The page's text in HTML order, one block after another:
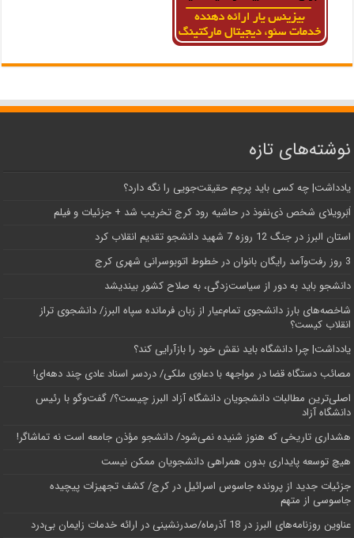
نوشته‌های تازه
یادداشت| ‌چه کسی باید پرچم حقیقت‌جویی را نگه دارد؟
اَبَر‌ویلای شخص ذی‌نفوذ در حاشیه‌ رود کرج تخریب شد + جزئیات و فیلم
استان البرز در جنگ 12 روزه 7 شهید دانشجو تقدیم انقلاب کرد
3 روز رفت‌وآمد رایگان بانوان در خطوط اتوبوسرانی شهری کرج
دانشجو باید به دور از سیاست‌زدگی، به صلاح کشور بیندیشد
شاخصه‌های بارز دانشجوی تمام‌عیار از زبان فرمانده سپاه البرز/ دانشجوی تراز
انقلاب کیست؟
یادداشت| چرا دانشگاه باید نقش خود را بازآرایی کند؟
مصائب دستگاه قضا در مواجهه با دعاوی ملکی/ دردسر اسناد عادی چند‌ دهه‌ای!
اصلی‌ترین مطالبات دانشجویان دانشگاه آزاد البرز چیست؟/ گفت‌وگو با رئیس
دانشگاه آز‌اد
هشداری تاریخی که هنوز شنیده نمی‌شود/ دانشجو مؤذن جامعه است نه تماشاگر!
هیچ توسعه پایداری بدون همراهی دانشجویان ممکن نیست
جزئیات جدید از پرونده جاسوس اسرائیل در کرج/‌ کشف تجهیزات پیچیده
جاسوسی از متهم
عناوین روزنامه‌های البرز در ‌18 آذرماه/صدرنشینی در ارائه خدمات زایمان بی‌درد